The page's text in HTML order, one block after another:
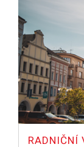
RADNIČNÍ